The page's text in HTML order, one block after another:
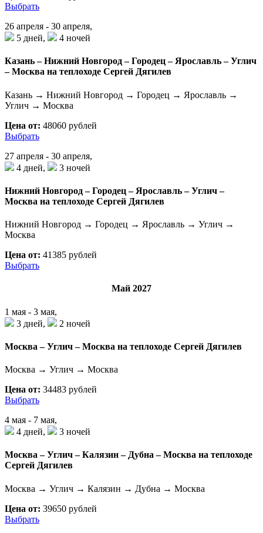
Выбрать
26 апреля - 30 апреля,
5 дней,
4 ночей
Казань – Нижний Новгород – Городец – Ярославль – Углич
– Москва на теплоходе Сергей Дягилев
Казань → Нижний Новгород → Городец → Ярославль →
Углич → Москва
Цена от: 48060 рублей
Выбрать
27 апреля - 30 апреля,
4 дней,
3 ночей
Нижний Новгород – Городец – Ярославль – Углич –
Москва на теплоходе Сергей Дягилев
Нижний Новгород → Городец → Ярославль → Углич →
Москва
Цена от: 41385 рублей
Выбрать
Май 2027
1 мая - 3 мая,
3 дней,
2 ночей
Москва – Углич – Москва на теплоходе Сергей Дягилев
Москва → Углич → Москва
Цена от: 34483 рублей
Выбрать
4 мая - 7 мая,
4 дней,
3 ночей
Москва – Углич – Калязин – Дубна – Москва на теплоходе
Сергей Дягилев
Москва → Углич → Калязин → Дубна → Москва
Цена от: 39650 рублей
Выбрать